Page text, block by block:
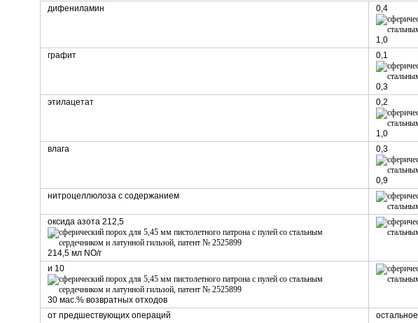
дифениламин 0,4
1,0
графит
0,1
0,3
этилацетат
0,2
1,0
влага
0,3
0,9
нитроцеллюлоза с содержанием
оксида азота 212,5
214,5 мл NO/г
и 10
30 мас.% возвратных отходов
от предшествующих операций
остальное